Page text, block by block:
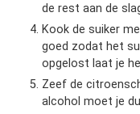
de rest aan de
Kook de suiker met het water in een grote pan. Roer
goed zodat het
opgelost laat je
Zeef de citroenschillen uit de alcoholoplossing. De
alcohol moet je